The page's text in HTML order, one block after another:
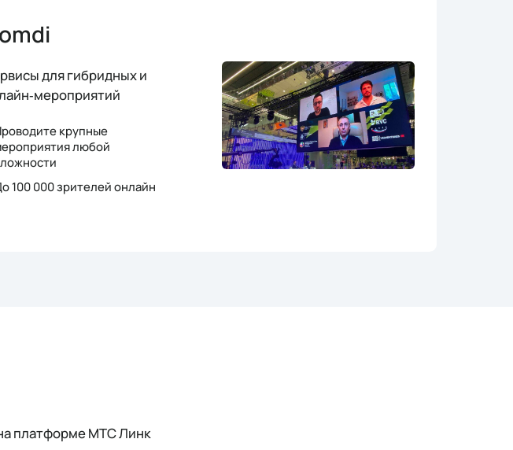
для гибридных и
крупные
любой
100 000 зрителей онлайн
платформе МТС Линк